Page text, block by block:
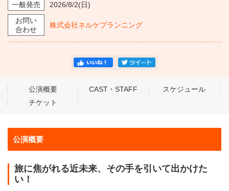
・ 施設概要
・ フロアマップ
・ レストラン/カフェ
一般発売
2026/8/2(日)
お問い
合わせ
株式会社ネルケプランニング
公演概要 CAST・STAFF
スケジュール
チケット
公演概要
旅に焦がれる近未来、その手を引いて出かけた
い！